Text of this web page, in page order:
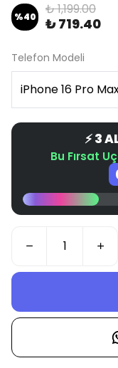
%40 ₺ 1,199.00
₺ 719.40
Telefon Modeli
⚡ 3
Bu Fırsat